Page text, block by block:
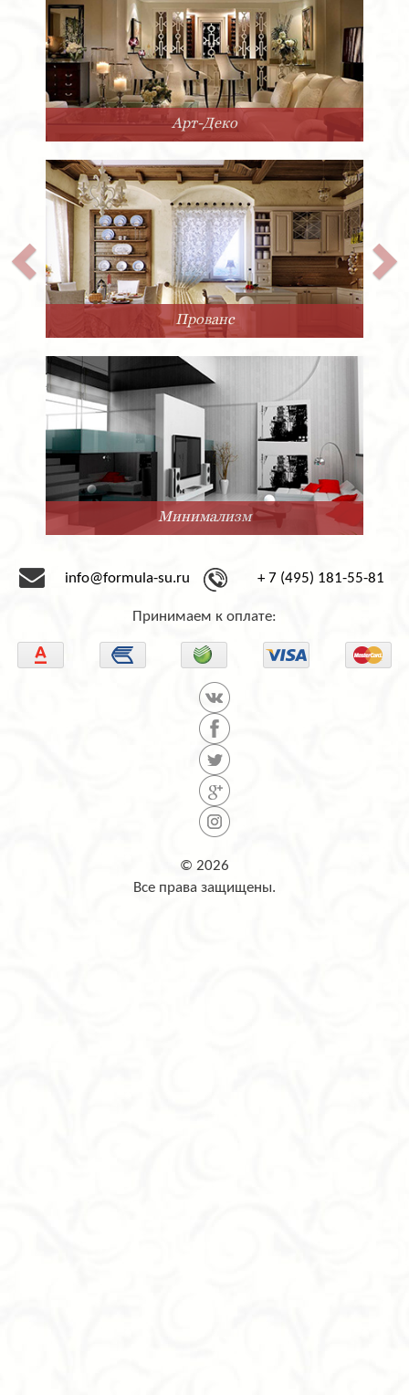
Арт-Деко
Прованс
Минимализм
info@formula-su.ru + 7 (495) 181-55-81
Принимаем к оплате:
© 2026
Все права защищены.